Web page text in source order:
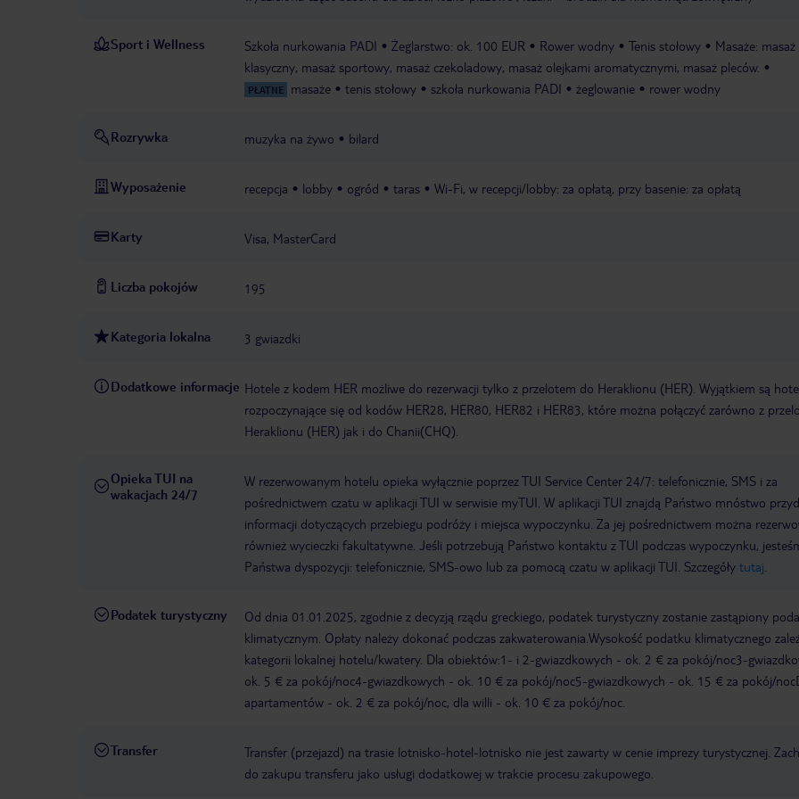
Sport i Wellness Szkoła nurkowania PADI Żeglarstwo: ok. 100 EUR Rower wodny Tenis stołowy
Masaże: masaż
klasyczny, masaż sportowy, masaż czekoladowy, masaż olejkami aromatycznymi, masaż pleców.
PŁATNE masaże tenis stołowy szkoła nurkowania PADI żeglowanie rower wodny
Rozrywka muzyka na żywo bilard
Wyposażenie recepcja lobby ogród taras Wi-Fi, w recepcji/lobby: za opłatą, przy basenie: za opłatą
Karty Visa, MasterCard
Liczba pokojów 195
Kategoria lokalna 3 gwiazdki
Dodatkowe informacje Hotele z kodem HER możliwe do rezerwacji tylko z przelotem do Heraklionu (HER). Wyjątkiem są
rozpoczynające się od kodów HER28, HER80, HER82 i HER83, które można połączyć zarówno z
Heraklionu (HER) jak i do Chanii(CHQ).
Opieka TUI na
wakacjach 24/7
W rezerwowanym hotelu opieka wyłącznie poprzez TUI Service Center 24/7: telefonicznie, SMS i za
pośrednictwem czatu w aplikacji TUI w serwisie myTUI. W aplikacji TUI znajdą Państwo mnóstwo
informacji dotyczących przebiegu podróży i miejsca wypoczynku. Za jej pośrednictwem można
również wycieczki fakultatywne. Jeśli potrzebują Państwo kontaktu z TUI podczas wypoczynku,
Państwa dyspozycji: telefonicznie, SMS-owo lub za pomocą czatu w aplikacji TUI. Szczegóły tutaj
Podatek turystyczny
Od dnia 01.01.2025, zgodnie z decyzją rządu greckiego, podatek turystyczny zostanie zastąpiony
klimatycznym. Opłaty należy dokonać podczas zakwaterowania.Wysokość podatku klimatycznego
kategorii lokalnej hotelu/kwatery. Dla obiektów:1- i 2-gwiazdkowych - ok. 2 € za pokój/noc3-
ok. 5 € za pokój/noc4-gwiazdkowych - ok. 10 € za pokój/noc5-gwiazdkowych - ok. 15 € za pokój/
apartamentów - ok. 2 € za pokój/noc, dla willi - ok. 10 € za pokój/noc.
Transfer
Transfer (przejazd) na trasie lotnisko-hotel-lotnisko nie jest zawarty w cenie imprezy turystycznej.
do zakupu transferu jako usługi dodatkowej w trakcie procesu zakupowego.